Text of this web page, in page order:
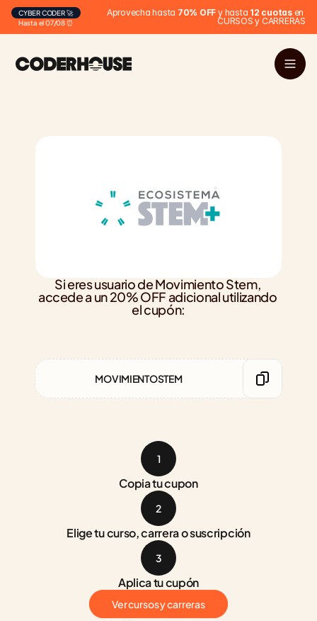
Hasta el 07/08 ⏰
CYBER CODER 🚀 Aprovecha hasta 70% OFF y hasta 12 cuotas en
CURSOS y CARRERAS
Si eres usuario de Movimiento Stem,
accede a un 20% OFF adicional utilizando
el cupón:
MOVIMIENTOSTEM
1
Copia tu cupon
2
Elige tu curso, carrera o suscripción
3
Aplica tu cupón
Ver cursos y carreras